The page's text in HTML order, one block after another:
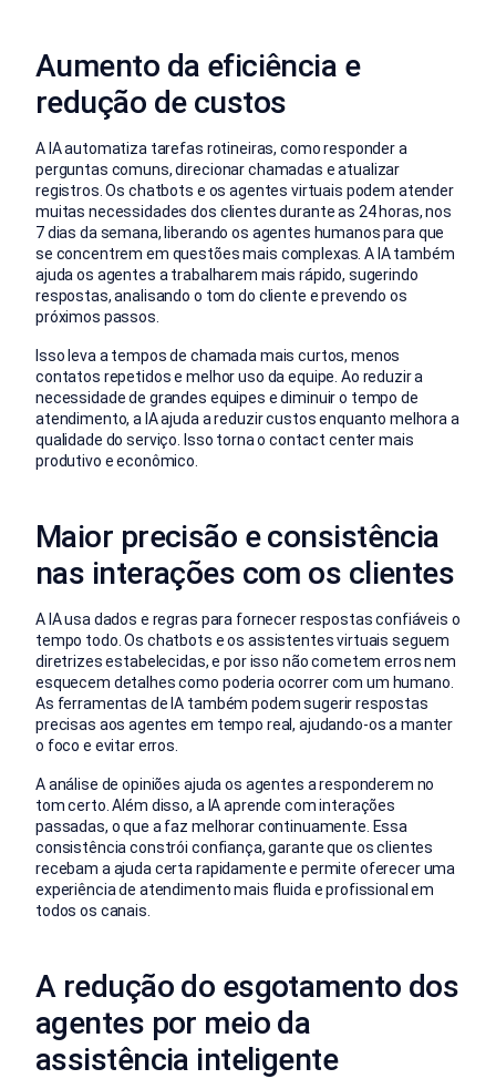
Aumento da eficiência e
redução de custos
A IA automatiza tarefas rotineiras, como responder a
perguntas comuns, direcionar chamadas e atualizar
registros. Os chatbots e os agentes virtuais podem atender
muitas necessidades dos clientes durante as 24 horas, nos
7 dias da semana, liberando os agentes humanos para que
se concentrem em questões mais complexas. A IA também
ajuda os agentes a trabalharem mais rápido, sugerindo
respostas, analisando o tom do cliente e prevendo os
próximos passos.
Isso leva a tempos de chamada mais curtos, menos
contatos repetidos e melhor uso da equipe. Ao reduzir a
necessidade de grandes equipes e diminuir o tempo de
atendimento, a IA ajuda a reduzir custos enquanto melhora a
qualidade do serviço. Isso torna o contact center mais
produtivo e econômico.
Maior precisão e consistência
nas interações com os clientes
A IA usa dados e regras para fornecer respostas confiáveis o
tempo todo. Os chatbots e os assistentes virtuais seguem
diretrizes estabelecidas, e por isso não cometem erros nem
esquecem detalhes como poderia ocorrer com um humano.
As ferramentas de IA também podem sugerir respostas
precisas aos agentes em tempo real, ajudando-os a manter
o foco e evitar erros.
A análise de opiniões ajuda os agentes a responderem no
tom certo. Além disso, a IA aprende com interações
passadas, o que a faz melhorar continuamente. Essa
consistência constrói confiança, garante que os clientes
recebam a ajuda certa rapidamente e permite oferecer uma
experiência de atendimento mais fluida e profissional em
todos os canais.
A redução do esgotamento dos
agentes por meio da
assistência inteligente